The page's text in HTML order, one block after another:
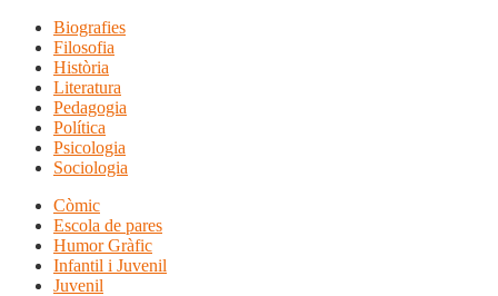
Biografies
Filosofia
Història
Literatura
Pedagogia
Política
Psicologia
Sociologia
Còmic
Escola de pares
Humor Gràfic
Infantil i Juvenil
Juvenil